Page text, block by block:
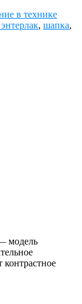
в технике
, шапка,
модель
контрастное